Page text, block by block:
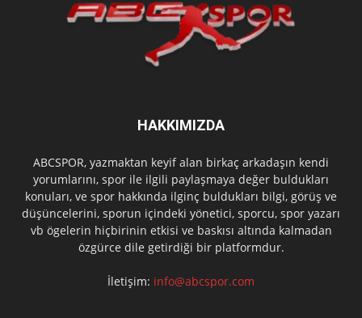
HAKKIMIZDA
ABCSPOR, yazmaktan keyif alan birkaç arkadaşın kendi
yorumlarını, spor ile ilgili paylaşmaya değer buldukları
konuları, ve spor hakkında ilginç buldukları bilgi, görüş ve
düşüncelerini, sporun içindeki yönetici, sporcu, spor yazarı
vb ögelerin hiçbirinin etkisi ve baskısı altında kalmadan
özgürce dile getirdiği bir platformdur.
İletişim: info@abcspor.com